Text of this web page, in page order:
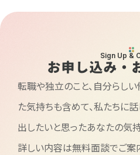
Sign Up &
お申し込み・
転職や独立のこと、自分らしい
た気持ちも含めて、私たちに
出したいと思ったあなたの気
詳しい内容は無料面談でご案